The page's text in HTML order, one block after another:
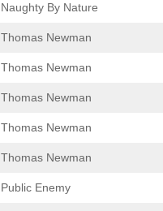
Naughty By Nature
Thomas Newman
Thomas Newman
Thomas Newman
Thomas Newman
Thomas Newman
Public Enemy